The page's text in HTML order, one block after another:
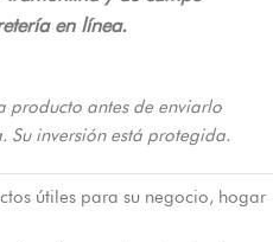
en línea.
producto antes de enviarlo
Su inversión está protegida.
útiles para su negocio, hogar